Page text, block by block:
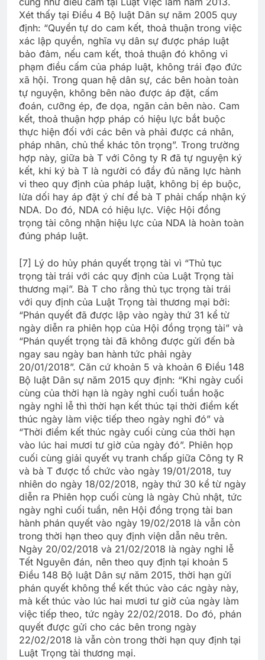
Xét thấy tại Điều 4 Bộ luật Dân sự năm 2005 quy
định: “Quyền tự do cam kết, thoả thuận trong việc
xác lập quyền, nghĩa vụ dân sự được pháp luật
bảo đảm, nếu cam kết, thoả thuận đó không vi
phạm điều cấm của pháp luật, không trái đạo đức
xã hội. Trong quan hệ dân sự, các bên hoàn toàn
tự nguyện, không bên nào được áp đặt, cấm
đoán, cưỡng ép, đe dọa, ngăn cản bên nào. Cam
kết, thoả thuận hợp pháp có hiệu lực bắt buộc
thực hiện đối với các bên và phải được cá nhân,
pháp nhân, chủ thể khác tôn trọng”. Trong trường
hợp này, giữa bà T với Công ty R đã tự nguyện ký
kết, khi ký bà T là người có đầy đủ năng lực hành
vi theo quy định của pháp luật, không bị ép buộc,
lừa dối hay áp đặt ý chí để bà T phải chấp nhận ký
NDA. Do đó, NDA có hiệu lực. Việc Hội đồng
trọng tài công nhận hiệu lực của NDA là hoàn toàn
đúng pháp luật.
[7] Lý do hủy phán quyết trọng tài vì “Thủ tục
trọng tài trái với các quy định của Luật Trọng tài
thương mại”. Bà T cho rằng thủ tục trọng tài trái
với quy định của Luật Trọng tài thương mại bởi:
“Phán quyết đã được lập vào ngày thứ 31 kể từ
ngày diễn ra phiên họp của Hội đồng trọng tài” và
“Phán quyết trọng tài đã không được gửi đến bà
ngay sau ngày ban hành tức phải ngày
20/01/2018”. Căn cứ khoản 5 và khoản 6 Điều 148
Bộ luật Dân sự năm 2015 quy định: “Khi ngày cuối
cùng của thời hạn là ngày nghỉ cuối tuần hoặc
ngày nghỉ lễ thì thời hạn kết thúc tại thời điểm kết
thúc ngày làm việc tiếp theo ngày nghỉ đó” và
“Thời điểm kết thúc ngày cuối cùng của thời hạn
vào lúc hai mươi tư giờ của ngày đó”. Phiên họp
cuối cùng giải quyết vụ tranh chấp giữa Công ty R
và bà T được tổ chức vào ngày 19/01/2018, tuy
nhiên do ngày 18/02/2018, ngày thứ 30 kể từ ngày
diễn ra Phiên họp cuối cùng là ngày Chủ nhật, tức
ngày nghỉ cuối tuần, nên Hội đồng trọng tài ban
hành phán quyết vào ngày 19/02/2018 là vẫn còn
trong thời hạn theo quy định viện dẫn nêu trên.
Ngày 20/02/2018 và 21/02/2018 là ngày nghỉ lễ
Tết Nguyên đán, nên theo quy định tại khoản 5
Điều 148 Bộ luật Dân sự năm 2015, thời hạn gửi
phán quyết không thể kết thúc vào các ngày này,
mà kết thúc vào lúc hai mươi tư giờ của ngày làm
việc tiếp theo, tức ngày 22/02/2018. Do đó, phán
quyết được gửi cho các bên trong ngày
22/02/2018 là vẫn còn trong thời hạn quy định tại
Luật Trọng tài thương mại.